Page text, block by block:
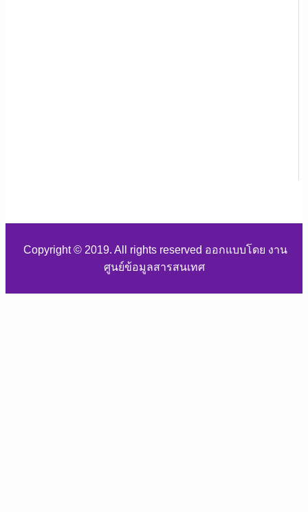
Copyright © 2019. All rights reserved ออกแบบโดย งาน
ศูนย์ข้อมูลสารสนเทศ